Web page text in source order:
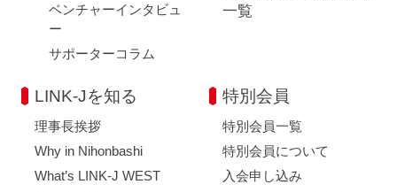
ベンチャーインタビュ
ー
サポーターコラム
一覧
LINK-Jを知る
理事長挨拶
Why in Nihonbashi
What’s LINK-J WEST
特別会員
特別会員一覧
特別会員について
入会申し込み